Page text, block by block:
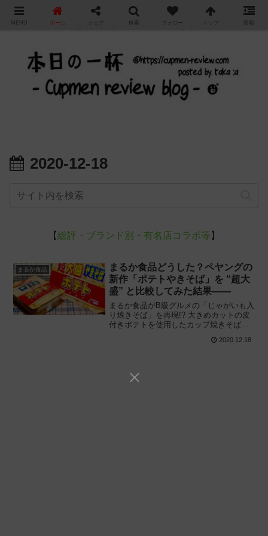
カップ麺の新商品をレビュー / アレンジするブログ
2020-12-18
【総評・ブランド別・有名店コラボ等 】
まるか食品
まるか食品どうした？ペヤングの
新作「ポテトやきそば」を “超大
盛” と比較してみた結果——
まるか食品がB級グルメの「じゃがいも入
り焼きそば」を再現!? 大きめカットの皮
付きポテトを使用したカップ焼きそばを2
そば」と「ポテトやきそば超大盛」を食
2020.12.18
MENU ホーム シェア 検索 フォロー トップ 情報